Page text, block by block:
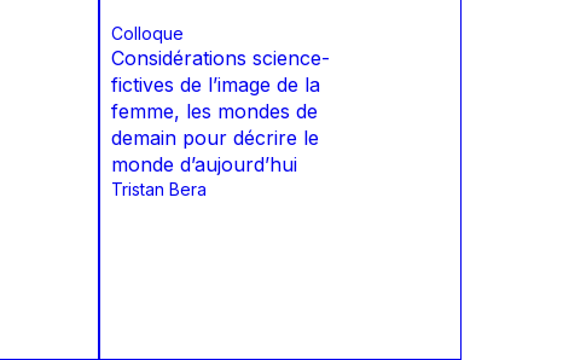
Colloque
Considérations science-
fictives de l’image de la
femme, les mondes de
demain pour décrire le
monde d’aujourd’hui
Tristan Bera